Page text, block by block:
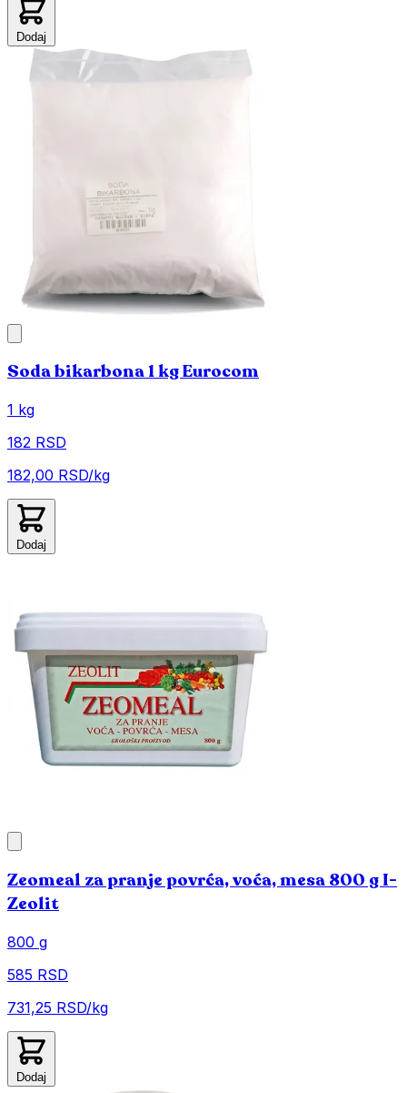
Dodaj
Soda bikarbona 1 kg Eurocom
1 kg
182 RSD
182,00 RSD/kg
Dodaj
Zeomeal za pranje povrća, voća, mesa 800 g I-
Zeolit
800 g
585 RSD
731,25 RSD/kg
Dodaj